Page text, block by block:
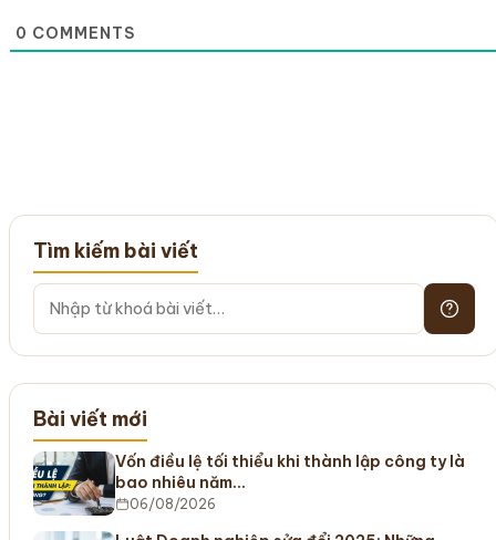
0 COMMENTS
Tìm kiếm bài viết
Bài viết mới
Vốn điều lệ tối thiểu khi thành lập công ty là
bao nhiêu năm…
06/08/2026